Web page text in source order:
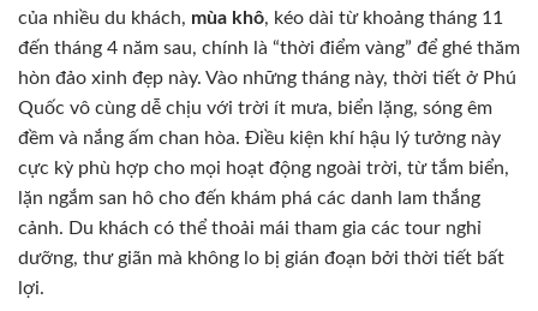
của nhiều du khách, mùa khô, kéo dài từ khoảng tháng 11
đến tháng 4 năm sau, chính là “thời điểm vàng” để ghé thăm
hòn đảo xinh đẹp này. Vào những tháng này, thời tiết ở Phú
Quốc vô cùng dễ chịu với trời ít mưa, biển lặng, sóng êm
đềm và nắng ấm chan hòa. Điều kiện khí hậu lý tưởng này
cực kỳ phù hợp cho mọi hoạt động ngoài trời, từ tắm biển,
lặn ngắm san hô cho đến khám phá các danh lam thắng
cảnh. Du khách có thể thoải mái tham gia các tour nghỉ
dưỡng, thư giãn mà không lo bị gián đoạn bởi thời tiết bất
lợi.